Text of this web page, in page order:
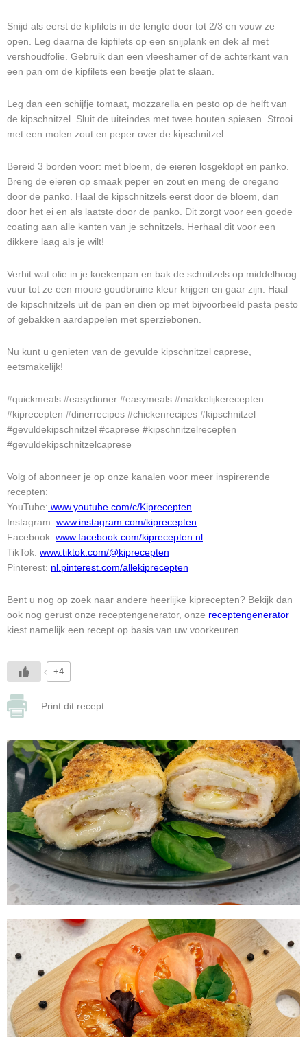
Snijd als eerst de kipfilets in de lengte door tot 2/3 en vouw ze
open. Leg daarna de kipfilets op een snijplank en dek af met
vershoudfolie. Gebruik dan een vleeshamer of de achterkant van
een pan om de kipfilets een beetje plat te slaan.
Leg dan een schijfje tomaat, mozzarella en pesto op de helft van
de kipschnitzel. Sluit de uiteindes met twee houten spiesen. Strooi
met een molen zout en peper over de kipschnitzel.
Bereid 3 borden voor: met bloem, de eieren losgeklopt en panko.
Breng de eieren op smaak peper en zout en meng de oregano
door de panko. Haal de kipschnitzels eerst door de bloem, dan
door het ei en als laatste door de panko. Dit zorgt voor een goede
coating aan alle kanten van je schnitzels. Herhaal dit voor een
dikkere laag als je wilt!
Verhit wat olie in je koekenpan en bak de schnitzels op middelhoog
vuur tot ze een mooie goudbruine kleur krijgen en gaar zijn. Haal
de kipschnitzels uit de pan en dien op met bijvoorbeeld pasta pesto
of gebakken aardappelen met sperziebonen.
Nu kunt u genieten van de gevulde kipschnitzel caprese,
eetsmakelijk!
#quickmeals #easydinner #easymeals #makkelijkerecepten
#kiprecepten #dinerrecipes #chickenrecipes #kipschnitzel
#gevuldekipschnitzel #caprese #kipschnitzelrecepten
#gevuldekipschnitzelcaprese
Volg of abonneer je op onze kanalen voor meer inspirerende
recepten:
YouTube: www.youtube.com/c/Kiprecepten
Instagram: www.instagram.com/kiprecepten
Facebook: www.facebook.com/kiprecepten.nl
TikTok: www.tiktok.com/@kiprecepten
Pinterest: nl.pinterest.com/allekiprecepten
Bent u nog op zoek naar andere heerlijke kiprecepten? Bekijk dan
ook nog gerust onze receptengenerator, onze receptengenerator
kiest namelijk een recept op basis van uw voorkeuren.
+4
Print dit recept